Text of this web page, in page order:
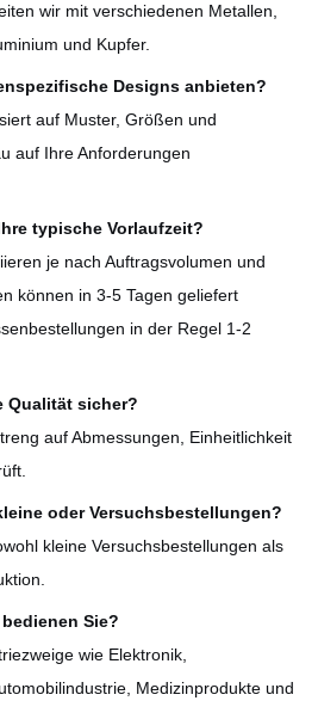
wir mit verschiedenen Metallen,
und Kupfer.
Designs anbieten?
auf Muster, Größen und
auf Ihre Anforderungen
typische Vorlaufzeit?
je nach Auftragsvolumen und
können in 3-5 Tagen geliefert
in der Regel 1-2
Qualität sicher?
auf Abmessungen, Einheitlichkeit
oder Versuchsbestellungen?
kleine Versuchsbestellungen als
Sie?
wie Elektronik,
Medizinprodukte und